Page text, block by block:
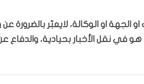
الجهة او الوكالة، لايعبّر
في نقل الأخبار بحيادية، والدفاع